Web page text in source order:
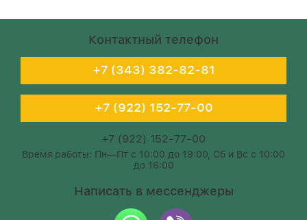
Контактный телефон
+7 (343) 382-82-81
+7 (922) 152-77-00
+7 (922) 152-77-00
Время работы: Пн—Пт с 10:00 до 19:00, Сб и Вс с 10:00
до 16:00
Написать в мессенджеры